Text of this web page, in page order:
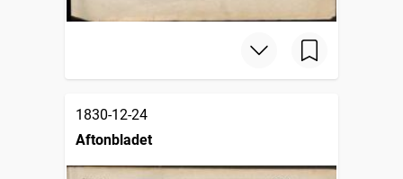
1830-12-24
Aftonbladet